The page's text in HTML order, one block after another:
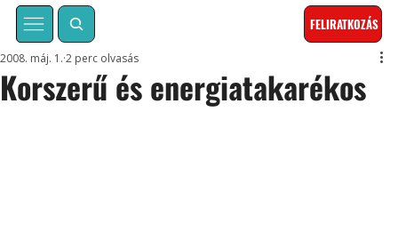
FELIRATKOZÁS
Korszerű és energiatakarékos
2008. máj. 1. 2 perc olvasás